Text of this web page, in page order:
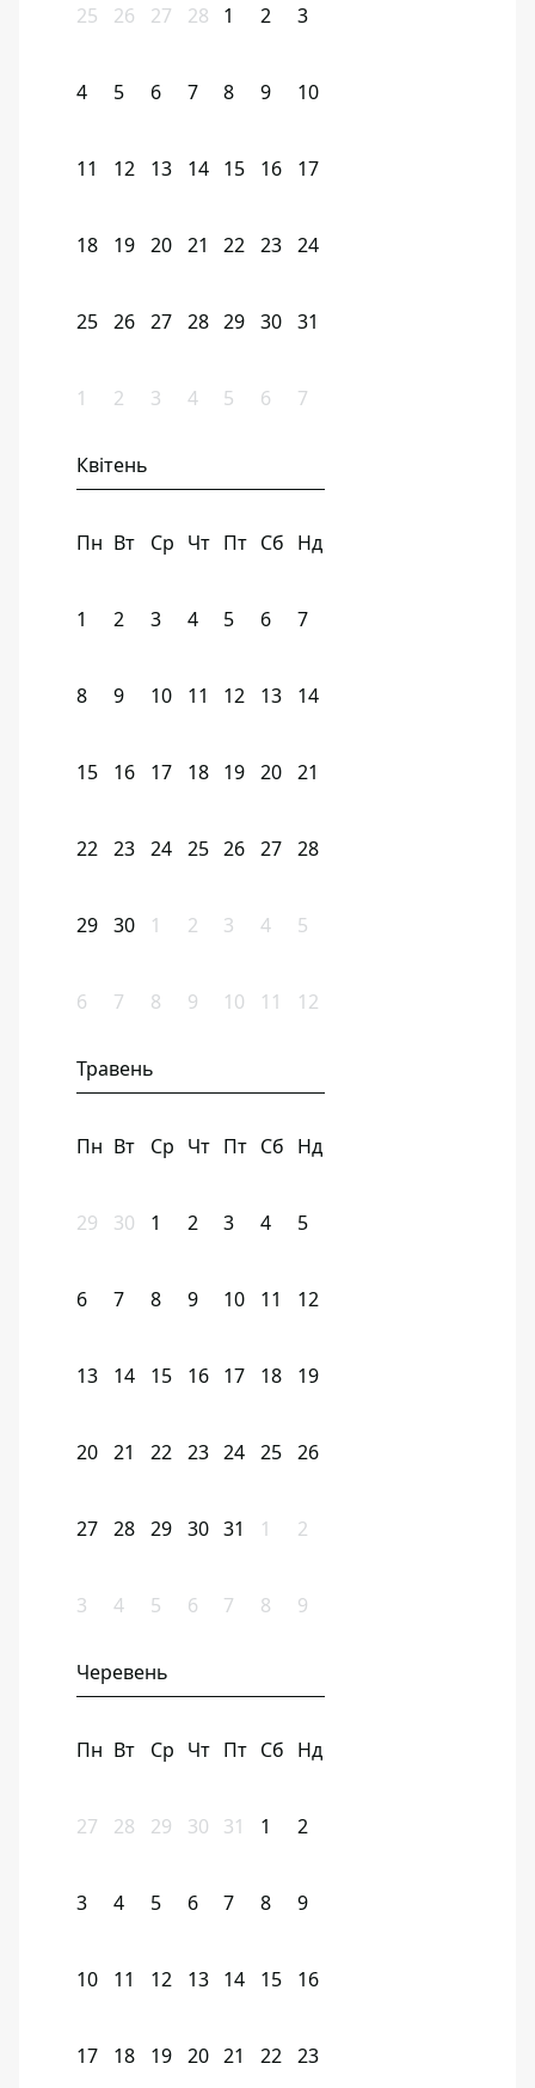
25 26 27 28 1 2 3
4 5 6 7 8 9 10
11 12 13 14 15 16 17
18 19 20 21 22 23 24
25 26 27 28 29 30 31
1 2 3 4 5 6 7
Квітень
Пн Вт Ср Чт Пт Сб Нд
1 2 3 4 5 6 7
8 9 10 11 12 13 14
15 16 17 18 19 20 21
22 23 24 25 26 27 28
29 30 1 2 3 4 5
6 7 8 9 10 11 12
Травень
Пн Вт Ср Чт Пт Сб Нд
29 30 1 2 3 4 5
6 7 8 9 10 11 12
13 14 15 16 17 18 19
20 21 22 23 24 25 26
27 28 29 30 31 1 2
3 4 5 6 7 8 9
Черевень
Пн Вт Ср Чт Пт Сб Нд
27 28 29 30 31 1 2
3 4 5 6 7 8 9
10 11 12 13 14 15 16
17 18 19 20 21 22 23